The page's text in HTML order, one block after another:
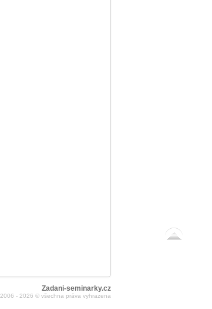
Zadani-seminarky.cz
2006 - 2026 © všechna práva vyhrazena